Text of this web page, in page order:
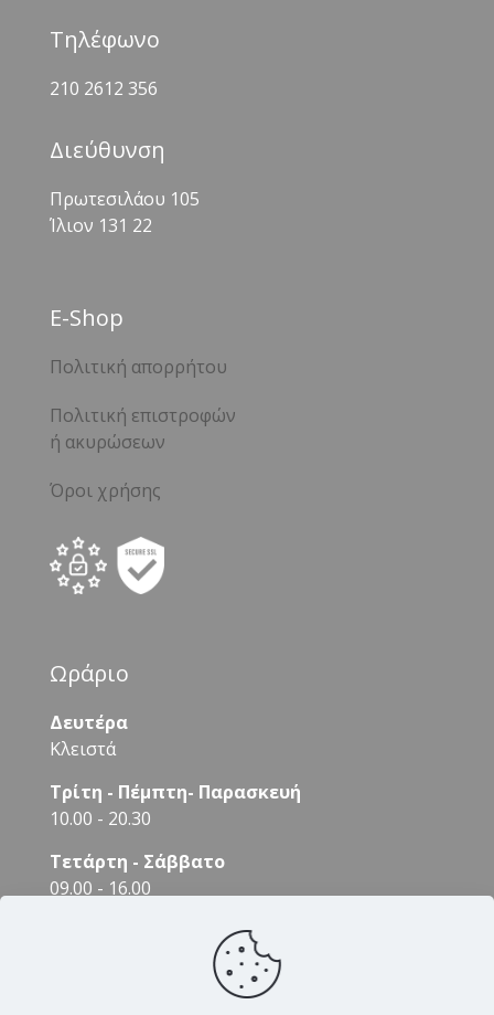
Τηλέφωνο
210 2612 356
Διεύθυνση
Πρωτεσιλάου 105
Ίλιον 131 22
Ε-Shop
Πολιτική απορρήτου
Πολιτική επιστροφών
ή ακυρώσεων
Όροι χρήσης
Ωράριο
Δευτέρα
Κλειστά
Τρίτη - Πέμπτη- Παρασκευή
10.00 - 20.30
Τετάρτη - Σάββατο
09.00 - 16.00